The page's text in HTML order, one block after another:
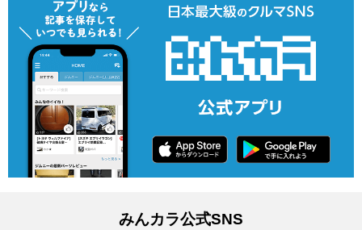
みんカラ公式SNS